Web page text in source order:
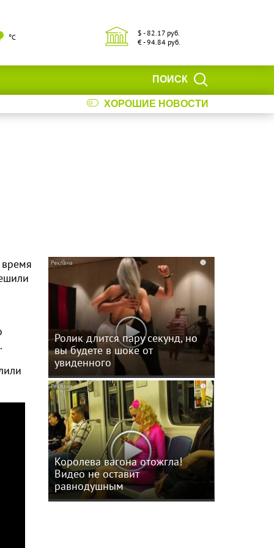
°С
$ - 82.17 руб.
€ - 94.84 руб.
ПОИСК
ХОРОШИЕ НОВОСТИ
i
Ролик длится пару секунд, но
вы будете в шоке от
увиденного
i
Королева вагона отожгла!
Видео не оставит
равнодушным